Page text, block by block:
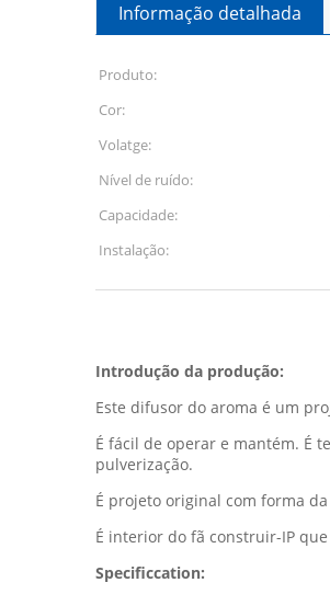
Informação detalhada
Produto:
Cor:
Volatge:
Nível de ruído:
Capacidade:
Instalação:
Introdução da produção:
Este difusor do aroma é um
É fácil de operar e mantém. É
pulverização.
É projeto original com forma
É interior do fã construir-IP
Specificcation: